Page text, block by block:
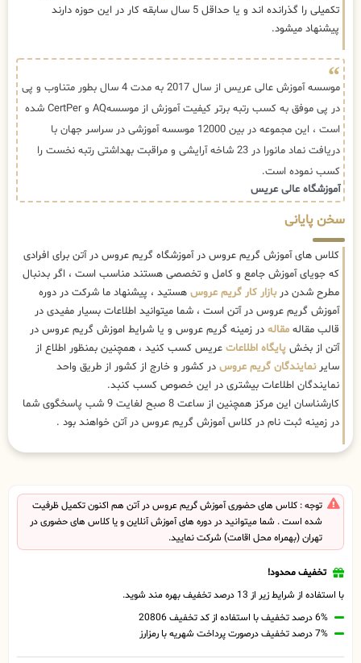
تکمیلی را گذرانده اند و یا حداقل 5 سال سابقه کار در این حوزه دارند
پیشنهاد میشود.
موسسه آموزش عالی عریس از سال 2017 به مدت 4 سال بطور متناوب و پی
در پی موفق به کسب رتبه برتر کیفیت آموزش از موسسهAQ و CertPer شده
است ، این مجموعه در بین 12000 موسسه آموزشی در سراسر جهان با
دریافت نماد مانورا در 23 شاخه آرایشی و مراقبت بهداشتی رتبه نخست را
کسب نموده است.
آموزشگاه عالی عریس
سخن پایانی
کلاس های آموزش گریم عروس در آموزشگاه گریم عروس در آتن برای افرادی
که جویای آموزش جامع و کامل و تخصصی هستند مناسب است ، اگر بدنبال
مطرح شدن دربازار کار گریم عروس هستید ، پیشنهاد ما شرکت در دوره
آموزش گریم عروس در آتن است ، شما میتوانید اطلاعات بسیار مفیدی در
قالب مقاله مقاله در زمینه گریم عروس و یا شرایط اموزش گریم عروس در
آتن از بخش پایگاه اطلاعات عریس کسب کنید ، همچنین بمنظور اطلاع از
سایرنمایندگان گریم عروس در کشور و خارج از کشور از طریق واحد
نمایندگان اطلاعات بیشتری در این خصوص کسب کنبد.
کارشناسان این مرکز همچنین از ساعت 8 صبح لغایت 9 شب پاسخگوی شما
در زمینه ثبت نام در کلاس آموزش گریم عروس در آتن خواهند بود .
توجه : کلاس های حضوری آموزش گریم عروس در آتن هم اکنون تکمیل ظرفیت
شده است . شما میتوانید در دوره های آموزش آنلاین و یا کلاس های حضوری در
تهران (بهمراه محل اقامت) شرکت نمایید.
تخفیف محدود!
با استفاده از شرایط زیر از 13 درصد تخفیف بهره مند شوید.
6% درصد تخفیف با استفاده از کد تخفیف 20806
7% درصد تخفیف درصورت پرداخت شهریه با رمزارز